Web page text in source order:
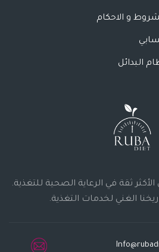
و الاحكام
البدائل
عامًا ، نحن الأكثر ثقة في الرعاية الصحية للتغذية.
الغني لخدمات التغذية.